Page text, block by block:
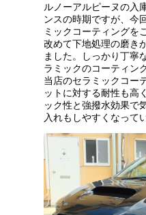
ルノーアルピーヌの入
ンスの時期ですが、今
ミックコーティングを
改めて下地処理の磨き
ました。しっかり丁寧
ラミックのコーティン
当店のセラミックコー
ットに対する耐性も高
ック性と強撥水効果で
入れもしやすくなって